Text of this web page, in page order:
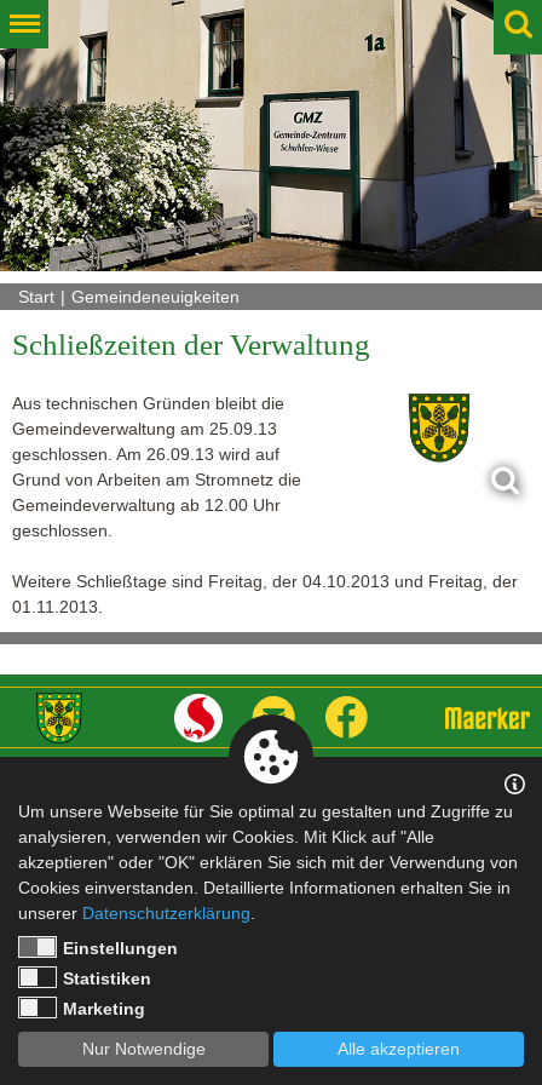
Start Gemeindeneuigkeiten
Schließzeiten der Verwaltung
Aus technischen Gründen bleibt die
Gemeindeverwaltung am 25.09.13
geschlossen. Am 26.09.13 wird auf
Grund von Arbeiten am Stromnetz die
Gemeindeverwaltung ab 12.00 Uhr
geschlossen.
Weitere Schließtage sind Freitag, der 04.10.2013 und Freitag, der
01.11.2013.
Impressum |
Um unsere Webseite für Sie optimal zu gestalten und Zugriffe zu
analysieren, verwenden wir Cookies. Mit Klick auf "Alle
akzeptieren" oder "OK" erklären Sie sich mit der Verwendung von
Cookies einverstanden. Detaillierte Informationen erhalten Sie in
unserer Datenschutzerklärung
Einstellungen
Statistiken
Marketing
Nur Notwendige Alle akzeptieren